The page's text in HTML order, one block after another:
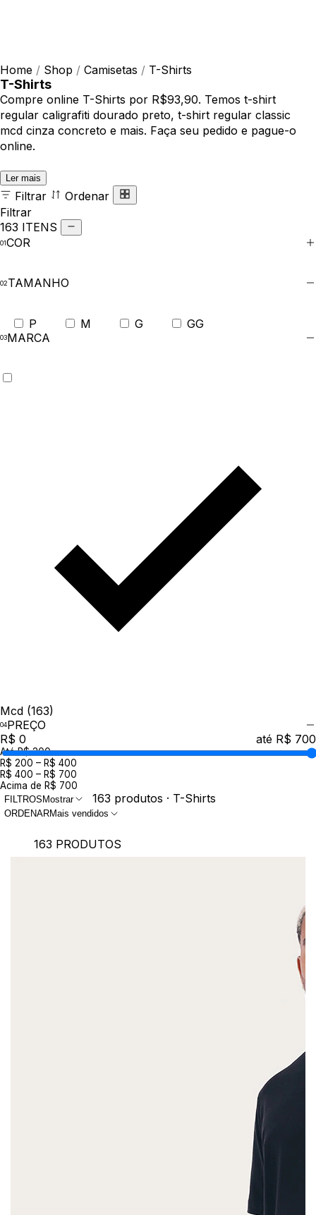
Home / Shop / Camisetas / T-Shirts
T-Shirts
Compre online T-Shirts por R$93,90. Temos t-shirt
regular caligrafiti dourado preto, t-shirt regular classic
mcd cinza concreto e mais. Faça seu pedido e pague-o
online.
Ler mais
Filtrar
Ordenar
Filtrar
163 ITENS
COR
TAMANHO
P M G
GG
MARCA
Mcd (163)
PREÇO
R$ 0
até R$ 700
Até R$ 200
R$ 200 – R$ 400
R$ 400 – R$ 700
Acima de R$ 700
FILTROS Mostrar 163 produtos · T-Shirts
ORDENARMais vendidos
163 PRODUTOS